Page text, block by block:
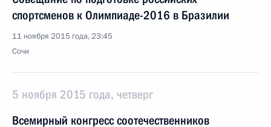
спортсменов к Олимпиаде-2016 в Бразилии
11 ноября 2015 года, 23:45
Сочи
5 ноября 2015 года, четверг
Всемирный конгресс соотечественников